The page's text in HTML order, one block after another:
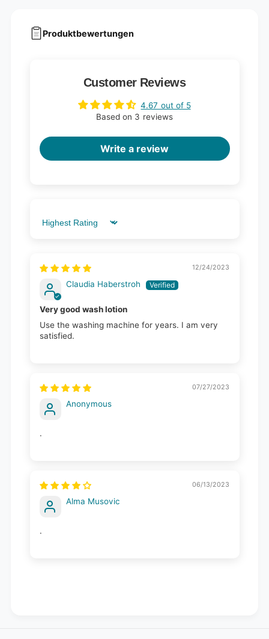
Produktbewertungen
Customer Reviews
4.67 out of 5
Based on 3 reviews
Write a review
Sort by
12/24/2023
Claudia Haberstroh
Very good wash lotion
Use the washing machine for years. I am very
satisfied.
07/27/2023
Anonymous
.
06/13/2023
Alma Musovic
.